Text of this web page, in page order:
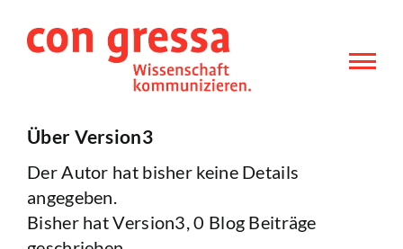
Inhalt
ÜberVersion3
Der Autor hat bisher keine Details
angegeben.
Bisher hat Version3, 0 Blog Beiträge